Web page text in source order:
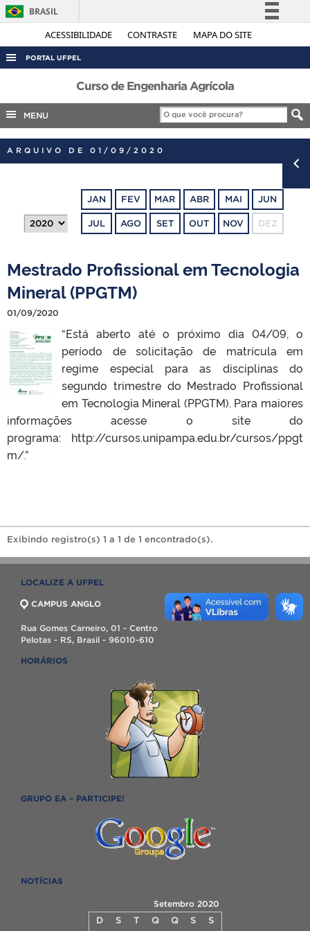
ACESSIBILIDADE CONTRASTE MAPA DO SITE
BRASIL
Simplifique!
Acesso à informação
Legislação
Canais
PORTAL UFPEL
ACESSO À INFORMAÇÃO
AUDITORIA
COBALTO
CONCURSOS
OUVIDORIA
TELEFONES
Curso de Engenharia Agrícola
MENU
ARQUIVO DE 01/09/2020
JAN FEV MAR ABR MAI JUN
JUL AGO SET OUT NOV DEZ
Mestrado Profissional em Tecnologia
Mineral (PPGTM)
01/09/2020
“Está aberto até o próximo dia 04/09, o
período de solicitação de matrícula em
regime especial para as disciplinas do
segundo trimestre do Mestrado Profissional
em Tecnologia Mineral (PPGTM). Para maiores
informações acesse o site do
programa: http://cursos.unipampa.edu.br/cursos/ppgt
m/.”
Exibindo registro(s) 1 a 1 de 1 encontrado(s).
LOCALIZE A UFPEL
CAMPUS ANGLO
Rua Gomes Carneiro, 01 - Centro
Pelotas - RS, Brasil - 96010-610
HORÁRIOS
GRUPO EA – PARTICIPE!
NOTÍCIAS
Setembro 2020
D S T Q Q S
S